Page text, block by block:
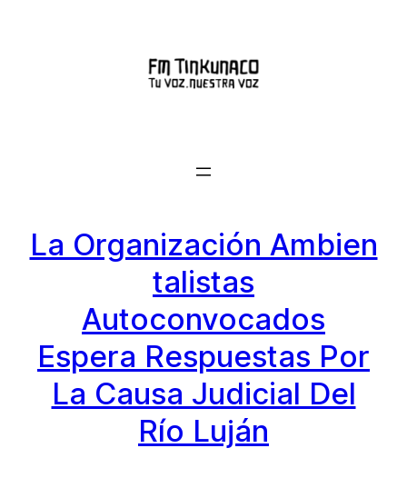
La Organización Ambien
Talistas
Autoconvocados
Espera Respuestas Por
La Causa Judicial Del
Río Luján